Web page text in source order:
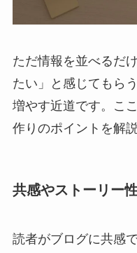
ただ情報を並べるだ
たい」と感じてもら
増やす近道です。こ
作りのポイントを解説
共感やストーリー
読者がブログに共感